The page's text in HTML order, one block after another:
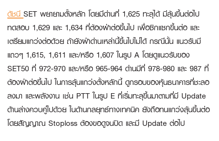
ดัชนี SET พยายามตั้งหลัก โดยมีด่านที่ 1,625 ทะลุได้ มีลุ้นขึ้นต่อไป
ทดสอบ 1,629 และ 1,634 ที่ต้องฝ่าต่อขึ้นไป เพื่อซิกแซกขึ้นต่อ และ
เตรียมแกว่งต่อด้วย ถ้ายังฝ่าด่านเหล่านี้ขึ้นไปไม่ได้ กรณีนั้น แนวรับมี
แถวๆ 1,615, 1,611 และ/หรือ 1,607 ในรูป A โดยดูแนวรับของ
SET50 ที่ 972-970 และ/หรือ 965-964 ด่านมีที่ 978-980 และ 987 ที่
ต้องฝ่าต่อขึ้นไป ในการลุ้นแกว่งตั้งหลักนี้ ดูกรอบของหุ้นธนาคารที่ชะลอ
ลงมา และพลังงาน เช่น PTT ในรูป E ที่เริ่มทะลุขึ้นมาตามที่มี Update
ด้านล่างควบคู่ไปด้วย ในด้านกลยุทธ์ทางเทคนิค ยังถือทนแกว่งลุ้นขึ้นต่อ
โดยสัญญาณ Stoploss ต้องขอดูจนปิด และมี Update ต่อไป